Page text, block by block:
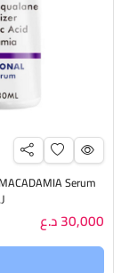
30,000 د.ع